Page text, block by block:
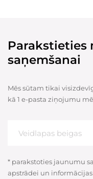
Parakstieties
saņemšanai
Mēs sūtam tikai
kā 1 e-pasta ziņojumu
* parakstoties jaunumu
apstrādei un